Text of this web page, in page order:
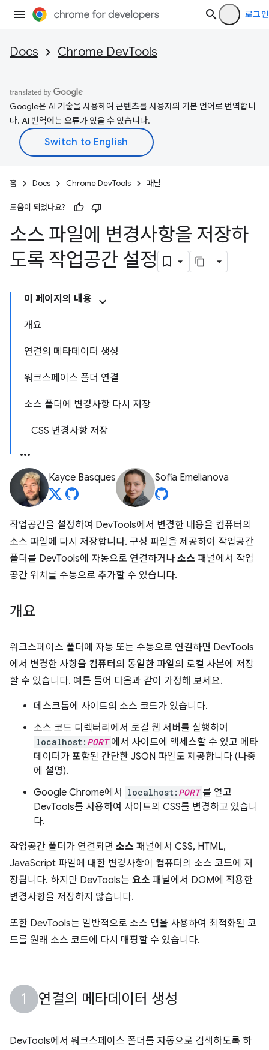
로그인
Docs Chrome DevTools
Google은 AI 기술을 사용하여 콘텐츠를 사용자의 기본 언어로 번역합니
다. AI 번역에는 오류가 있을 수 있습니다.
홈 Docs Chrome DevTools 패널
도움이 되었나요?
소스 파일에 변경사항을 저장하
도록 작업공간 설정
이 페이지의 내용
개요
연결의 메타데이터 생성
워크스페이스 폴더 연결
소스 폴더에 변경사항 다시 저장
CSS 변경사항 저장
Kayce Basques Sofia Emelianova
작업공간을 설정하여 DevTools에서 변경한 내용을 컴퓨터의
소스 파일에 다시 저장합니다. 구성 파일을 제공하여 작업공간
폴더를 DevTools에 자동으로 연결하거나 소스 패널에서 작업
공간 위치를 수동으로 추가할 수 있습니다.
개요
워크스페이스 폴더에 자동 또는 수동으로 연결하면 DevTools
에서 변경한 사항을 컴퓨터의 동일한 파일의 로컬 사본에 저장
할 수 있습니다. 예를 들어 다음과 같이 가정해 보세요.
데스크톱에 사이트의 소스 코드가 있습니다.
소스 코드 디렉터리에서 로컬 웹 서버를 실행하여
localhost: PORT 에서 사이트에 액세스할 수 있고 메타
데이터가 포함된 간단한 JSON 파일도 제공합니다 (나중
에 설명).
Google Chrome에서
localhost: PORT 를 열고
DevTools를 사용하여 사이트의 CSS를 변경하고 있습니
다.
작업공간 폴더가 연결되면 소스 패널에서 CSS, HTML,
JavaScript 파일에 대한 변경사항이 컴퓨터의 소스 코드에 저
장됩니다. 하지만 DevTools는 요소 패널에서 DOM에 적용한
변경사항을 저장하지 않습니다.
또한 DevTools는 일반적으로 소스 맵을 사용하여 최적화된 코
드를 원래 소스 코드에 다시 매핑할 수 있습니다.
연결의 메타데이터 생성
DevTools에서 워크스페이스 폴더를 자동으로 검색하도록 하